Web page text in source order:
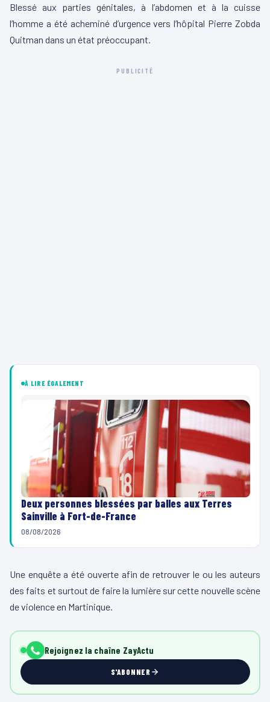
Blessé aux parties génitales, à l’abdomen et à la cuisse
l’homme a été acheminé d’urgence vers l’hôpital Pierre Zobda
Quitman dans un état préoccupant.
PUBLICITÉ
À LIRE ÉGALEMENT
Deux personnes blessées par balles aux Terres
Sainville à Fort-de-France
08/08/2026
Une enquête a été ouverte afin de retrouver le ou les auteurs
des faits et surtout de faire la lumière sur cette nouvelle scène
de violence en Martinique.
Rejoignez la chaîne ZayActu
S'ABONNER